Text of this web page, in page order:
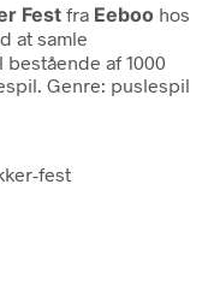
Fest fra Eeboo hos
at samle
af 1000
Genre: puslespil
fest